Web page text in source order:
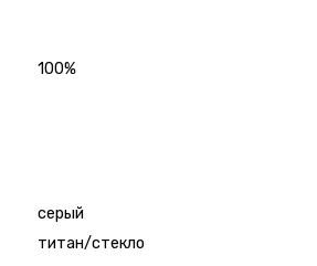
100%
серый
титан/стекло